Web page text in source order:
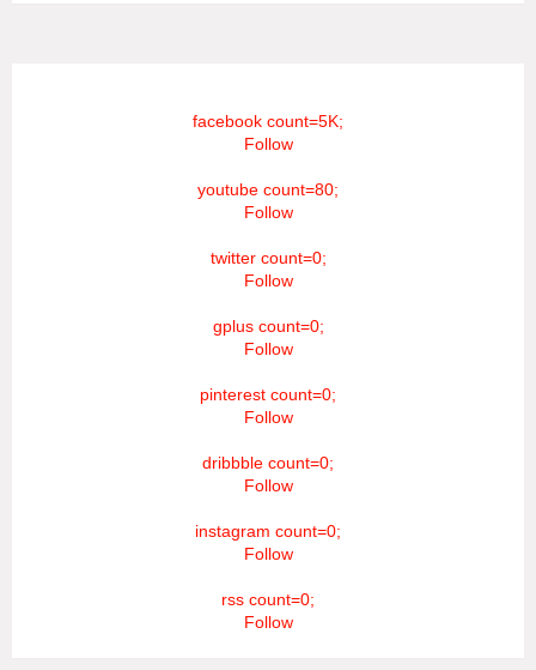
facebook count=5K;
Follow
youtube count=80;
Follow
twitter count=0;
Follow
gplus count=0;
Follow
pinterest count=0;
Follow
dribbble count=0;
Follow
instagram count=0;
Follow
rss count=0;
Follow